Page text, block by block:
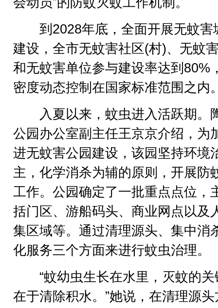
到2028年底，全面开展无蚊害
建设，全市无蚊害社区(村)、无蚊
和无蚊害单位参与建设率达到80%
密度动态控制在国家标准范围之内
入夏以来，蚊虫进入活跃期。
公园办公室副主任王京京介绍，为
进无蚊害公园建设，该园坚持环境
主，化学消杀为辅的原则，开展防
工作。公园确定了一批重点点位，
括门区、游船码头、商业网点以及
集区域等。通过清理源头、集中消
化服务三个方面来进行蚊虫治理。
“蚊幼虫生长在水里，灭蚊的关
在于清除积水。”她说，在清理源头